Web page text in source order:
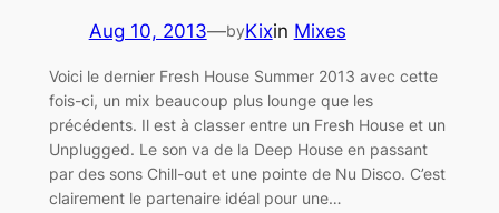
Aug 10, 2013—byKixin Mixes
Voici le dernier Fresh House Summer 2013 avec cette
fois-ci, un mix beaucoup plus lounge que les
précédents. Il est à classer entre un Fresh House et un
Unplugged. Le son va de la Deep House en passant
par des sons Chill-out et une pointe de Nu Disco. C’est
clairement le partenaire idéal pour une…